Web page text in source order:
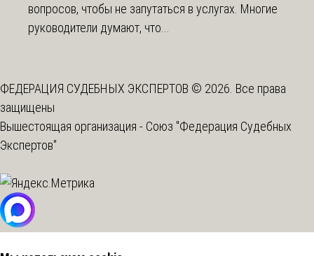
вопросов, чтобы не запутаться в услугах. Многие
руководители думают, что...
ФЕДЕРАЦИЯ СУДЕБНЫХ ЭКСПЕРТОВ © 2026. Все права
защищены
Вышестоящая организация - Союз "Федерация Судебных
Экспертов"